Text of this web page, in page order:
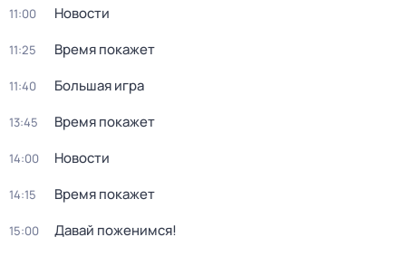
11:00 Новости
11:25 Время покажет
11:40 Большая игра
13:45 Время покажет
14:00 Новости
14:15 Время покажет
15:00 Давай поженимся!